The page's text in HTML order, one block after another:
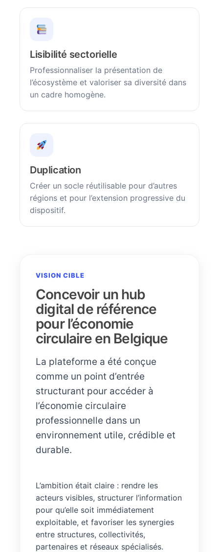
Lisibilité sectorielle
Professionnaliser la présentation de
l’écosystème et valoriser sa diversité dans
un cadre homogène.
Duplication
Créer un socle réutilisable pour d’autres
régions et pour l’extension progressive du
dispositif.
VISION CIBLE
Concevoir un hub
digital de référence
pour l’économie
circulaire en Belgique
La plateforme a été conçue
comme un point d’entrée
structurant pour accéder à
l’économie circulaire
professionnelle dans un
environnement utile, crédible et
durable.
L’ambition était claire : rendre les
acteurs visibles, structurer l’information
pour qu’elle soit immédiatement
exploitable, et favoriser les synergies
entre structures, collectivités,
partenaires et réseaux spécialisés.